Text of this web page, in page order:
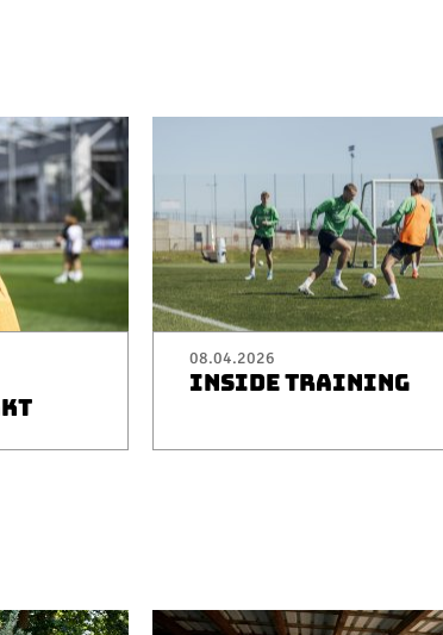
08.04.2026
INSIDE TRAINING